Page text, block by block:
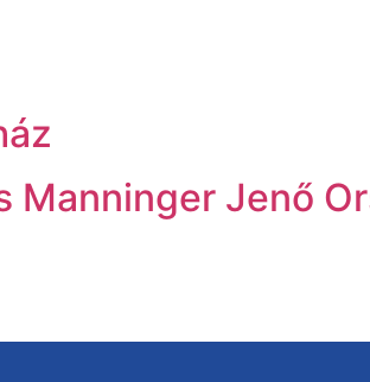
Manninger Jenő